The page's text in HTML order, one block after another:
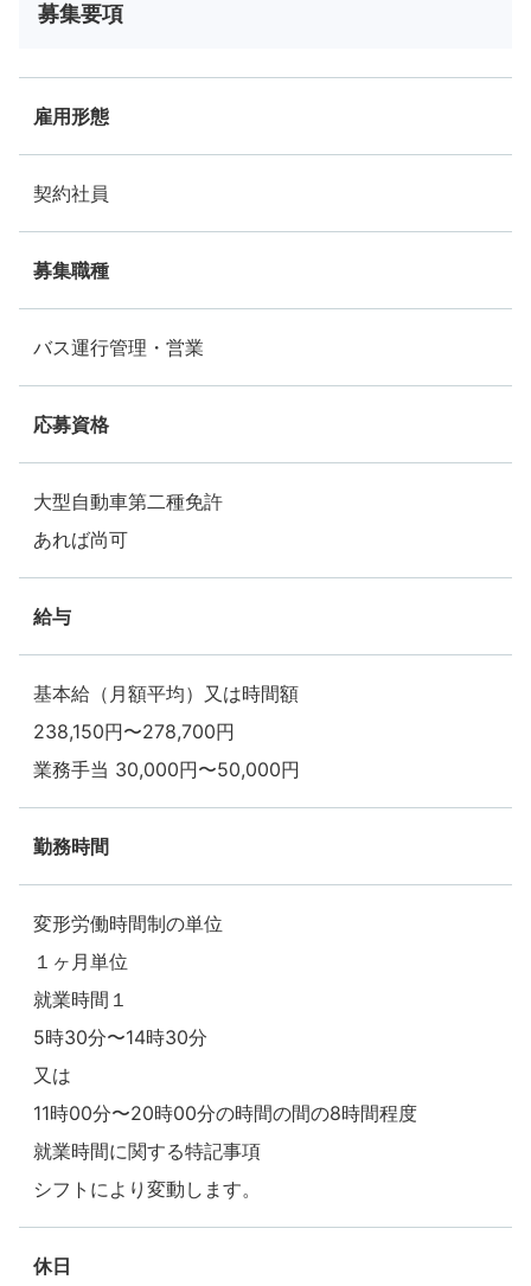
募集要項
雇用形態
契約社員
募集職種
バス運行管理・営業
応募資格
大型自動車第二種免許
あれば尚可
給与
基本給（月額平均）又は時間額
238,150円〜278,700円
業務手当 30,000円〜50,000円
勤務時間
変形労働時間制の単位
１ヶ月単位
就業時間１
5時30分〜14時30分
又は
11時00分〜20時00分の時間の間の8時間程度
就業時間に関する特記事項
シフトにより変動します。
休日